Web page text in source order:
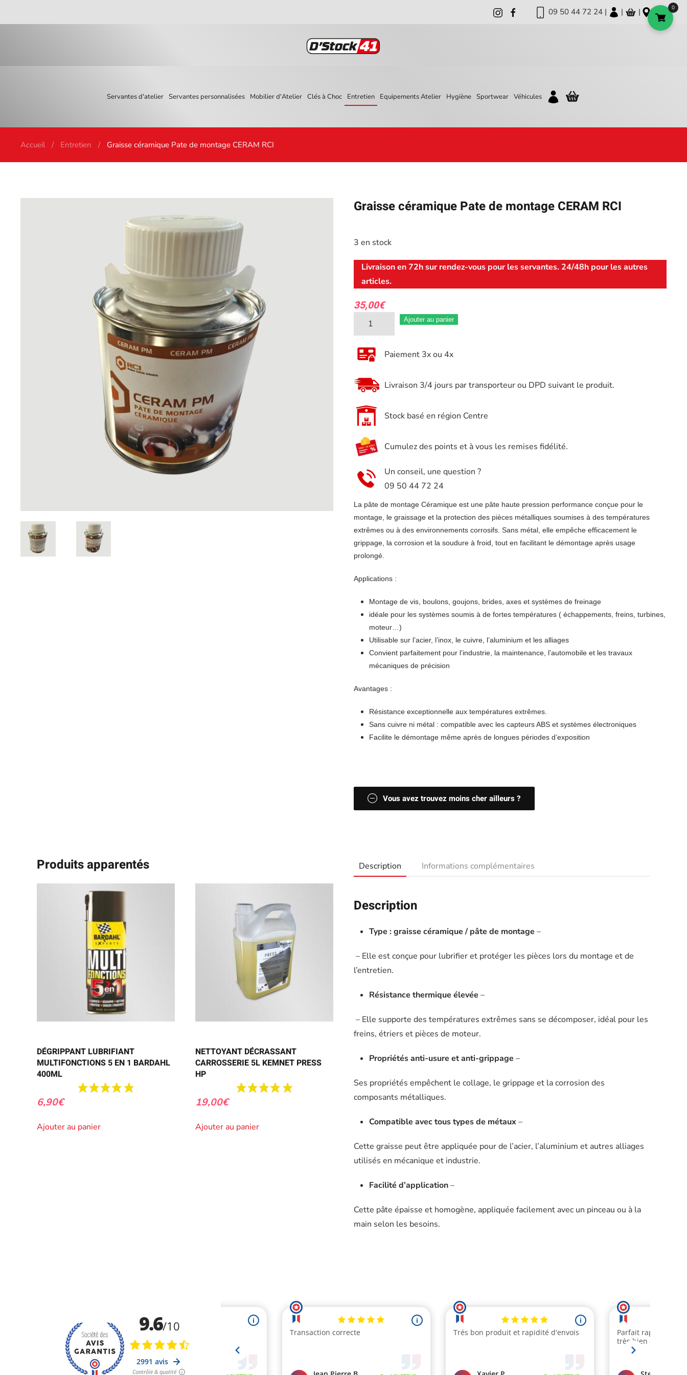
09 50 44 72 24 | | |
Servantes d'atelier Servantes personnalisées Mobilier d'Atelier Clés à Choc Entretien Equipements Atelier Hygiène Sportwear Véhicules
Accueil Entretien Graisse céramique Pate de montage CERAM RCI
Graisse céramique Pate de montage CERAM RCI
3 en stock
Livraison en 72h sur rendez-vous pour les servantes. 24/48h pour les autres
articles.
35,00€
quantité
de
Graisse
céramique
Pate
de
montage
CERAM
Ajouter au panier
Paiement 3x ou 4x
Livraison 3/4 jours par transporteur ou DPD suivant le produit.
Stock basé en région Centre
Cumulez des points et à vous les remises fidélité.
Un conseil, une question ?
09 50 44 72 24
La pâte de montage Céramique est une pâte haute pression performance conçue pour le
montage, le graissage et la protection des pièces métalliques soumises à des températures
extrêmes ou à des environnements corrosifs. Sans métal, elle empêche efficacement le
grippage, la corrosion et la soudure à froid, tout en facilitant le démontage après usage
prolongé.
Applications :
Montage de vis, boulons, goujons, brides, axes et systèmes de freinage
idéale pour les systèmes soumis à de fortes températures ( échappements, freins, turbines,
moteur…)
Utilisable sur l’acier, l’inox, le cuivre, l’aluminium et les alliages
Convient parfaitement pour l’industrie, la maintenance, l’automobile et les travaux
mécaniques de précision
Avantages :
Résistance exceptionnelle aux températures extrêmes.
Sans cuivre ni métal : compatible avec les capteurs ABS et systèmes électroniques
Facilite le démontage même après de longues périodes d’exposition
Vous avez trouvez moins cher ailleurs ?
Produits apparentés
DÉGRIPPANT LUBRIFIANT
MULTIFONCTIONS 5 EN 1 BARDAHL
400ML
6,90€
Ajouter au panier
NETTOYANT DÉCRASSANT
CARROSSERIE 5L KEMNET PRESS
HP
19,00€
Ajouter au panier
Description Informations complémentaires
Description
Type : graisse céramique / pâte de montage –
– Elle est conçue pour lubrifier et protéger les pièces lors du montage et de
l’entretien.
Résistance thermique élevée –
– Elle supporte des températures extrêmes sans se décomposer, idéal pour les
freins, étriers et pièces de moteur.
Propriétés anti-usure et anti-grippage –
Ses propriétés empêchent le collage, le grippage et la corrosion des
composants métalliques.
Compatible avec tous types de métaux–
Cette graisse peut être appliquée pour de l’acier, l’aluminium et autres alliages
utilisés en mécanique et industrie.
Facilité d’application–
Cette pâte épaisse et homogène, appliquée facilement avec un pinceau ou à la
main selon les besoins.
0